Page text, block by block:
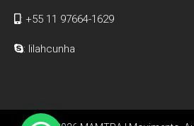
: +55 11 97664-1629
: lilahcunha